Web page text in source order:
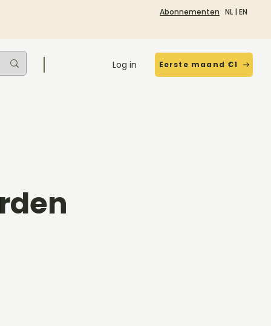
Abonnementen NL | EN
Log in Eerste maand €1